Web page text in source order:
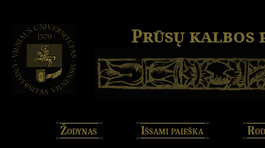
Prūsų kalbos
Žodynas Išsami paieška